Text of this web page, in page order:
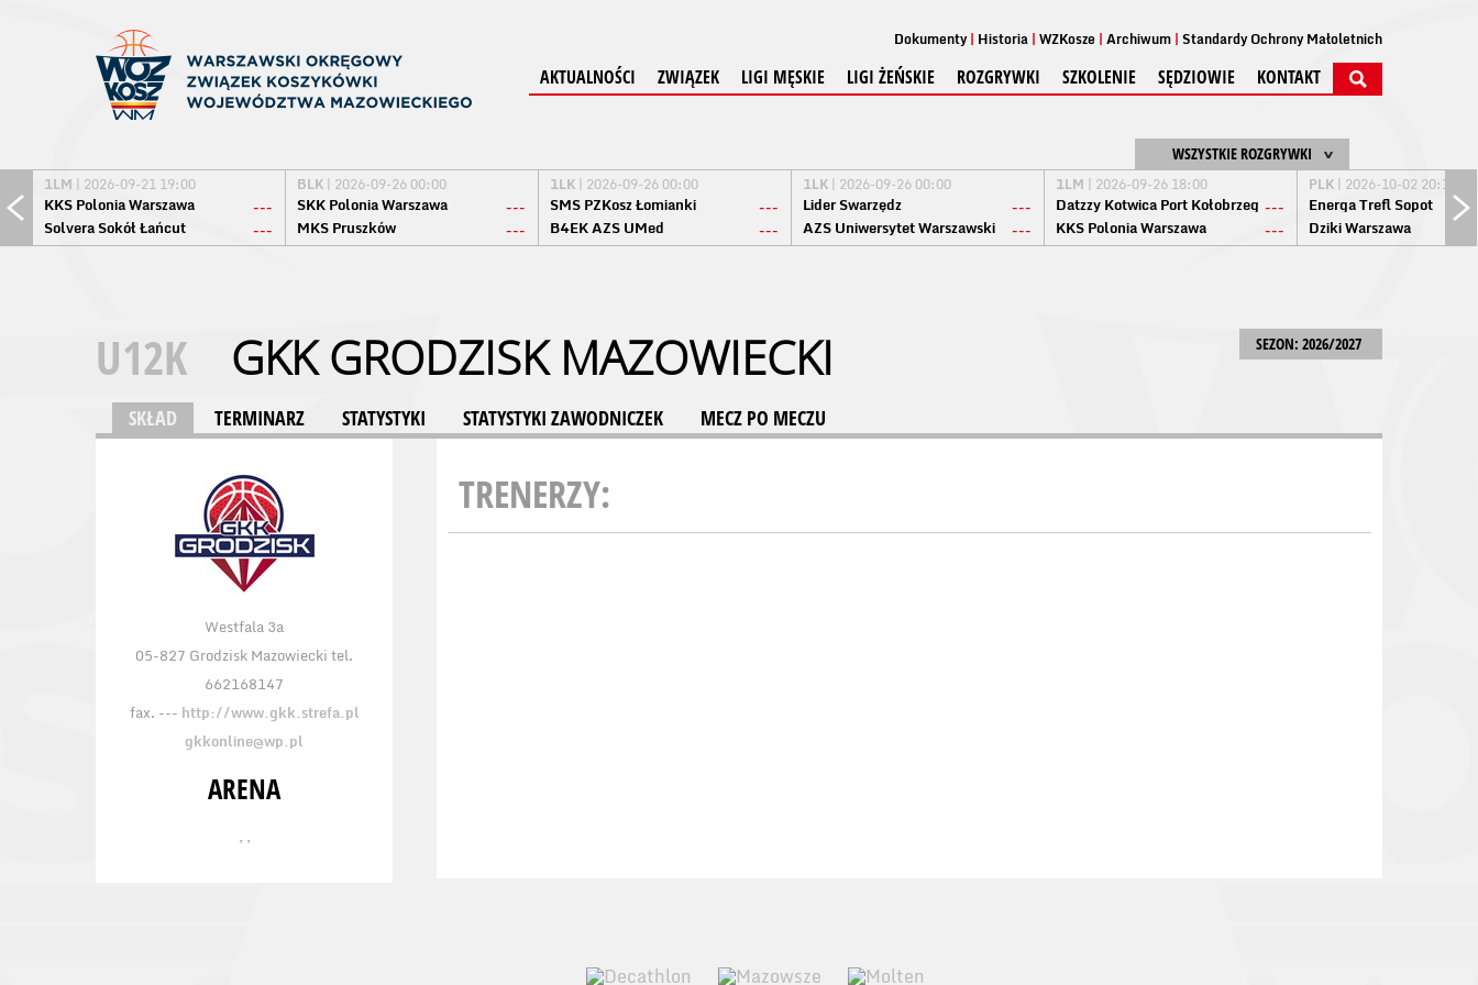
Dokumenty Historia WZKosze Archiwum Standardy Ochrony Małoletnich
AKTUALNOŚCI ZWIĄZEK LIGI MĘSKIE LIGI ŻEŃSKIE ROZGRYWKI SZKOLENIE SĘDZIOWIE KONTAKT
WSZYSTKIE ROZGRYWKI
1LM | 2026-09-21 19:00
KKS Polonia Warszawa
---
Solvera Sokół Łańcut
---
BLK | 2026-09-26 00:00
SKK Polonia Warszawa
---
MKS Pruszków
---
1LK | 2026-09-26 00:00
SMS PZKosz Łomianki
---
B4EK AZS UMed
---
1LK | 2026-09-26 00:00
Lider Swarzędz
---
AZS Uniwersytet Warszawski
---
1LM | 2026-09-26 18:00
Datzzy Kotwica Port Kołobrzeg ---
KKS Polonia Warszawa
---
PLK | 2026-10-02 20:15
Energa Trefl Sopot
Dziki Warszawa
SEZON: 2026/2027
U12K GKK GRODZISK MAZOWIECKI
SKŁAD TERMINARZ STATYSTYKI STATYSTYKI ZAWODNICZEK MECZ PO MECZU
Westfala 3a
05-827 Grodzisk Mazowiecki tel.
662168147
fax. --- http://www.gkk.strefa.pl
gkkonline@wp.pl
ARENA
, ,
TRENERZY: